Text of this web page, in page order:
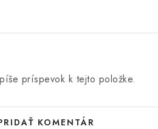
príspevok k tejto položke.
KOMENTÁR